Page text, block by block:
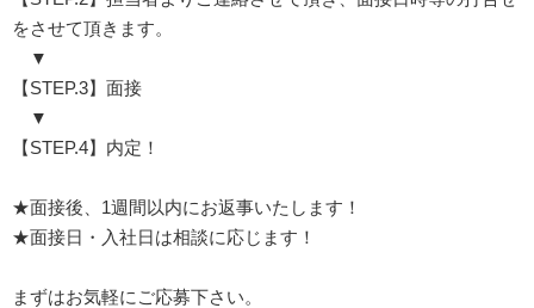
をさせて頂きます。
▼
【STEP.3】面接
▼
【STEP.4】内定！
★面接後、1週間以内にお返事いたします！
★面接日・入社日は相談に応じます！
まずはお気軽にご応募下さい。